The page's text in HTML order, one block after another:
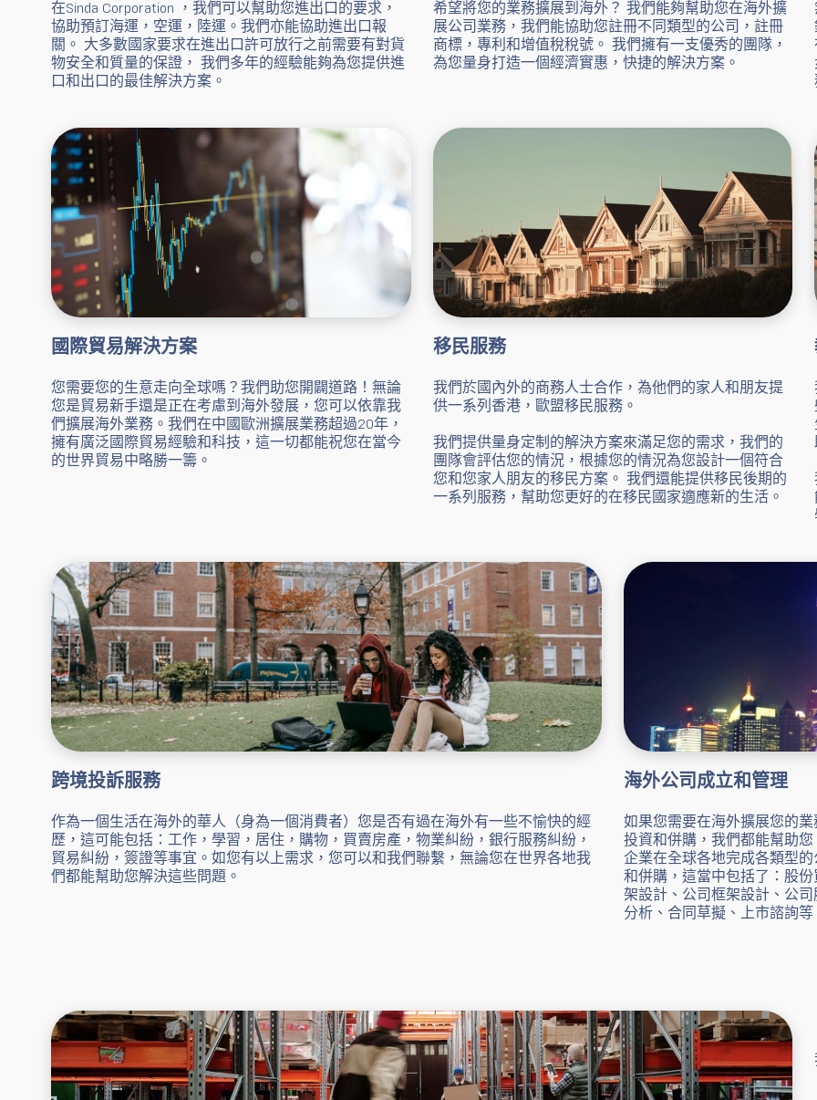
在Sinda Corporation ，我們可以幫助您進出口的要求，
協助預訂海運，空運，陸運。我們亦能協助進出口報
關。 大多數國家要求在進出口許可放行之前需要有對貨
物安全和質量的保證， 我們多年的經驗能夠為您提供進
口和出口的最佳解決方案。
希望將您的業務擴展到海外？ 我們能夠幫助您在海外擴
展公司業務，我們能協助您註冊不同類型的公司，註冊
商標，專利和增值稅稅號。 我們擁有一支優秀的團隊，
為您量身打造一個經濟實惠，快捷的解決方案。
國際貿易解決方案
您需要您的生意走向全球嗎？我們助您開闢道路！無論
您是貿易新手還是正在考慮到海外發展，您可以依靠我
們擴展海外業務。我們在中國歐洲擴展業務超過20年，
擁有廣泛國際貿易經驗和科技，這一切都能祝您在當今
的世界貿易中略勝一籌。
移民服務
我們於國內外的商務人士合作，為他們的家人和朋友提
供一系列香港，歐盟移民服務。
我們提供量身定制的解決方案來滿足您的需求，我們的
團隊會評估您的情況，根據您的情況為您設計一個符合
您和您家人朋友的移民方案。 我們還能提供移民後期的
一系列服務，幫助您更好的在移民國家適應新的生活。
跨境投訴服務
作為一個生活在海外的華人（身為一個消費者）您是否有過在海外有一些不愉快的經
歷，這可能包括：工作，學習，居住，購物，買賣房產，物業糾紛，銀行服務糾紛，
貿易糾紛，簽證等事宜。如您有以上需求，您可以和我們聯繫，無論您在世界各地我
們都能幫助您解決這些問題。
海外公司成立和管理
如果您需要在海外擴展您的
投資和併購，我們都能幫助
企業在全球各地完成各類型
和併購，這當中包括了：股
架設計、公司框架設計、公
分析、合同草擬、上市諮詢等